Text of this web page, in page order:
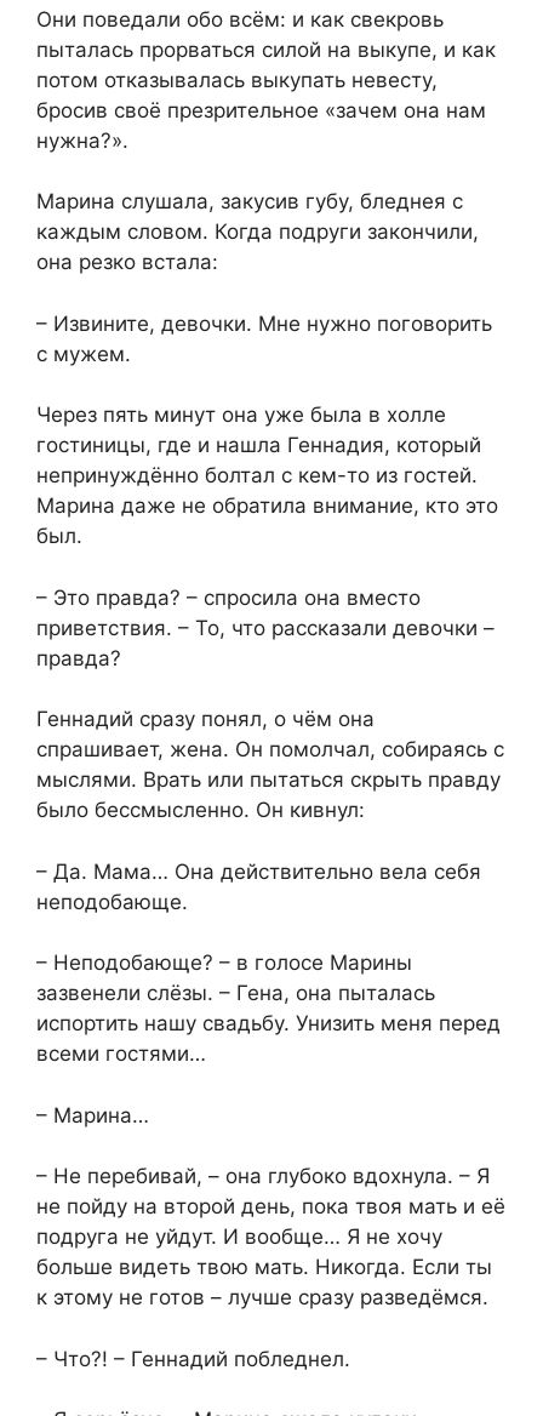
Они поведали обо всём: и как свекровь
пыталась прорваться силой на выкупе, и как
потом отказывалась выкупать невесту,
бросив своё презрительное «зачем она нам
нужна?».
Марина слушала, закусив губу, бледнея с
каждым словом. Когда подруги закончили,
она резко встала:
– Извините, девочки. Мне нужно поговорить
с мужем.
Через пять минут она уже была в холле
гостиницы, где и нашла Геннадия, который
непринуждённо болтал с кем-то из гостей.
Марина даже не обратила внимание, кто это
был.
– Это правда? – спросила она вместо
приветствия. – То, что рассказали девочки –
правда?
Геннадий сразу понял, о чём она
спрашивает, жена. Он помолчал, собираясь с
мыслями. Врать или пытаться скрыть правду
было бессмысленно. Он кивнул:
– Да. Мама… Она действительно вела себя
неподобающе.
– Неподобающе? – в голосе Марины
зазвенели слёзы. – Гена, она пыталась
испортить нашу свадьбу. Унизить меня перед
всеми гостями…
– Марина…
– Не перебивай, – она глубоко вдохнула. – Я
не пойду на второй день, пока твоя мать и её
подруга не уйдут. И вообще… Я не хочу
больше видеть твою мать. Никогда. Если ты
к этому не готов – лучше сразу разведёмся.
– Что?! – Геннадий побледнел.